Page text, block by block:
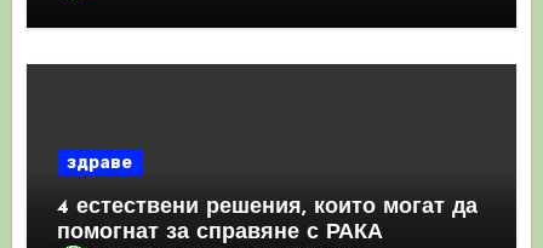
здраве
4 естествени решения, които могат да
помогнат за справяне с РАКА